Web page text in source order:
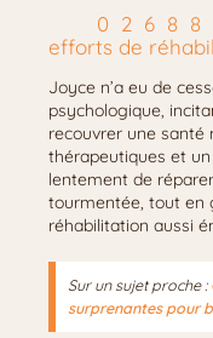
efforts de
Joyce n’a eu de
psychologique,
recouvrer une santé
thérapeutiques et
lentement de
tourmentée, tout en
réhabilitation aussi
Sur un sujet proche :
surprenantes pour